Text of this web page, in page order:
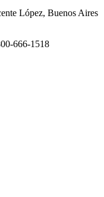
López, Buenos Aires
666-1518